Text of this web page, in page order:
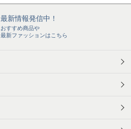
最新情報発信中！
おすすめ商品や
最新ファッションはこちら